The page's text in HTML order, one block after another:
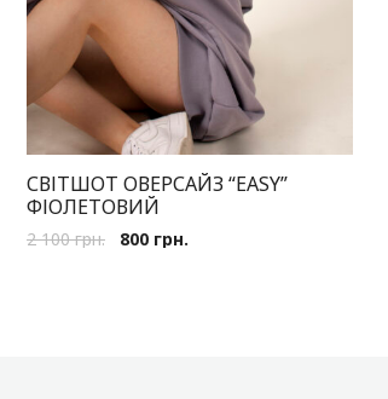
СВІТШОТ ОВЕРСАЙЗ “EASY”
ФІОЛЕТОВИЙ
2 100грн. 800 грн.